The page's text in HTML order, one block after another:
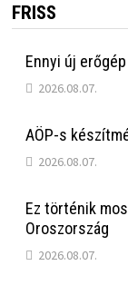
FRISS
Ennyi új
2026.08.07.
AÖP-s
2026.08.07.
Ez történik
Oroszország
2026.08.07.